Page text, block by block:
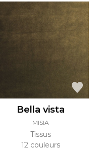
Bella vista
MISIA
Tissus
12 couleurs